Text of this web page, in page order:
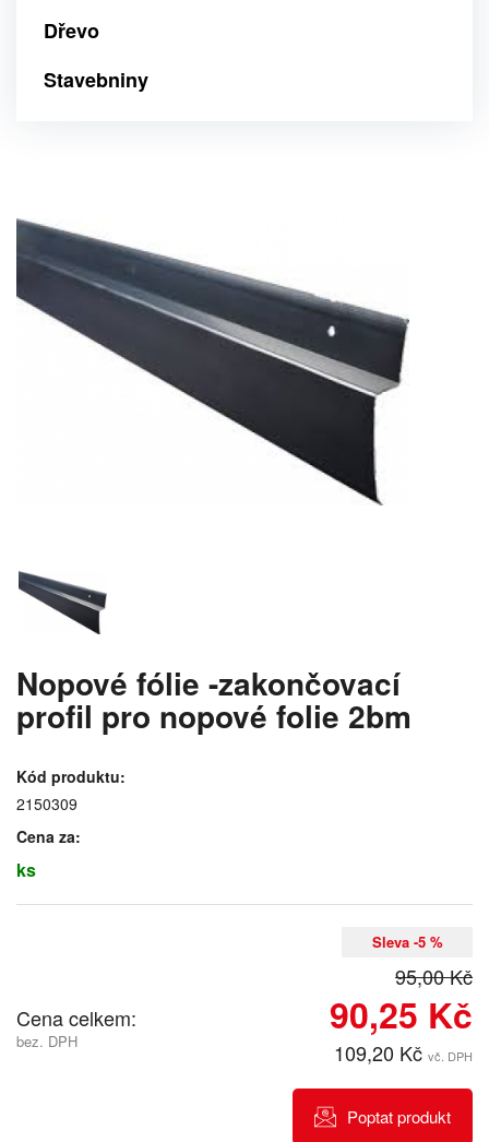
Dřevo
Stavebniny
Nopové fólie -zakončovací
profil pro nopové folie 2bm
Kód produktu:
2150309
Cena za:
ks
Sleva -5 %
95,00 Kč
Cena celkem:
bez. DPH
90,25 Kč
109,20 Kč vč. DPH
Poptat produkt